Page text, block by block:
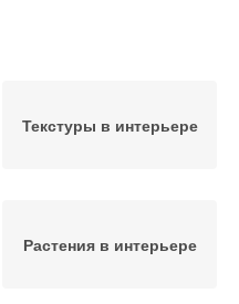
Текстуры в интерьере
Растения в интерьере